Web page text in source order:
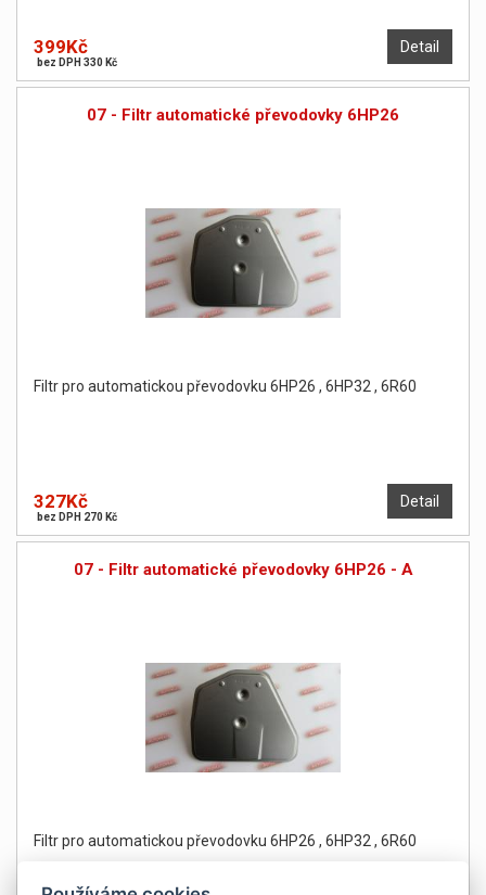
Detail
399Kč
bez DPH 330 Kč
07 - Filtr automatické převodovky 6HP26
Filtr pro automatickou převodovku 6HP26 , 6HP32 , 6R60
Detail
327Kč
bez DPH 270 Kč
07 - Filtr automatické převodovky 6HP26 - A
Filtr pro automatickou převodovku 6HP26 , 6HP32 , 6R60